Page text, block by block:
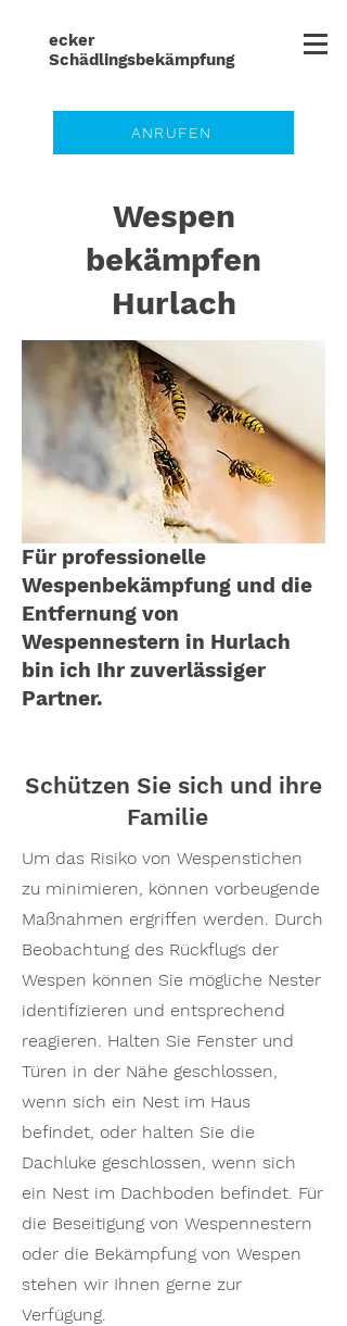
ecker
Schädlingsbekämpfung
ANRUFEN
Wespen
bekämpfen
Hurlach
Für professionelle
Wespenbekämpfung und die
Entfernung von
Wespennestern in Hurlach
bin ich Ihr zuverlässiger
Partner.
Schützen Sie sich und ihre
Familie
Um das Risiko von Wespenstichen
zu minimieren, können vorbeugende
Maßnahmen ergriffen werden. Durch
Beobachtung des Rückflugs der
Wespen können Sie mögliche Nester
identifizieren und entsprechend
reagieren. Halten Sie Fenster und
Türen in der Nähe geschlossen,
wenn sich ein Nest im Haus
befindet, oder halten Sie die
Dachluke geschlossen, wenn sich
ein Nest im Dachboden befindet. Für
die Beseitigung von Wespennestern
oder die Bekämpfung von Wespen
stehen wir Ihnen gerne zur
Verfügung.